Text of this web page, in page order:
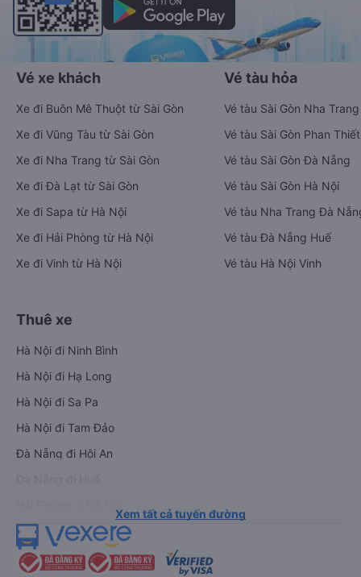
Vé xe khách
Xe đi Buôn Mê Thuột từ Sài Gòn
Xe đi Vũng Tàu từ Sài Gòn
Xe đi Nha Trang từ Sài Gòn
Xe đi Đà Lạt từ Sài Gòn
Xe đi Sapa từ Hà Nội
Xe đi Hải Phòng từ Hà Nội
Xe đi Vinh từ Hà Nội
Vé tàu hỏa
Vé tàu Sài Gòn Nha Trang
Vé tàu Sài Gòn Phan Thiết
Vé tàu Sài Gòn Đà Nẵng
Vé tàu Sài Gòn Hà Nội
Vé tàu Nha Trang Đà
Vé tàu Đà Nẵng Huế
Vé tàu Hà Nội Vinh
Thuê xe
Hà Nội đi Ninh Bình
Hà Nội đi Hạ Long
Hà Nội đi Sa Pa
Hà Nội đi Tam Đảo
Đà Nẵng đi Hội An
Xem tất cả tuyến đường